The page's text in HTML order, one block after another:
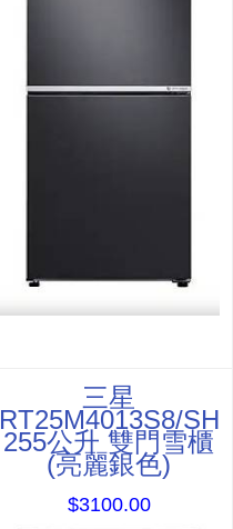
三星
RT25M4013S8/SH
255公升 雙門雪櫃
(亮麗銀色)
$3100.00